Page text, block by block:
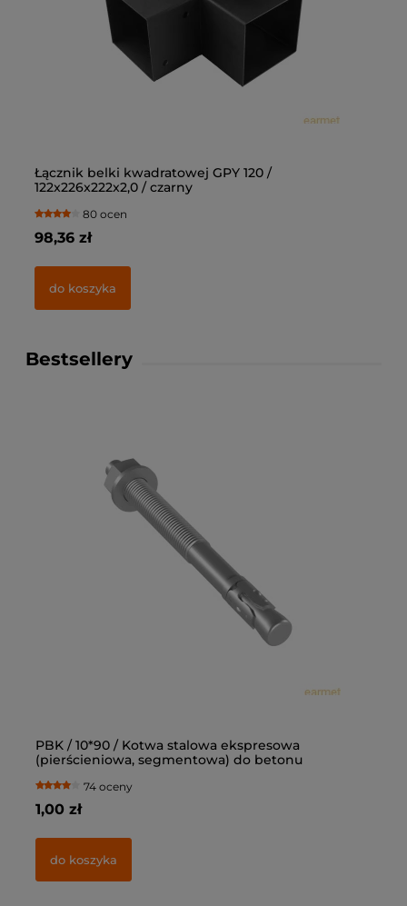
Łącznik belki kwadratowej GPY 120 /
122x226x222x2,0 / czarny
80 ocen
98,36 zł
do koszyka
Bestsellery
PBK / 10*90 / Kotwa stalowa ekspresowa
(pierścieniowa, segmentowa) do betonu
74 oceny
1,00 zł
do koszyka